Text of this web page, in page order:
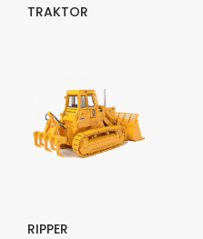
TRAKTOR
RIPPER